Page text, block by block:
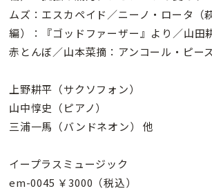
ムズ：エスカペイド／ニーノ・ロータ（
編）：『ゴッドファーザー』より／山田
赤とんぼ／山本菜摘：アンコール・ピー
上野耕平（サクソフォン）
山中惇史（ピアノ）
三浦一馬（バンドネオン） 他
イープラスミュージック
em-0045 ￥3000（税込）